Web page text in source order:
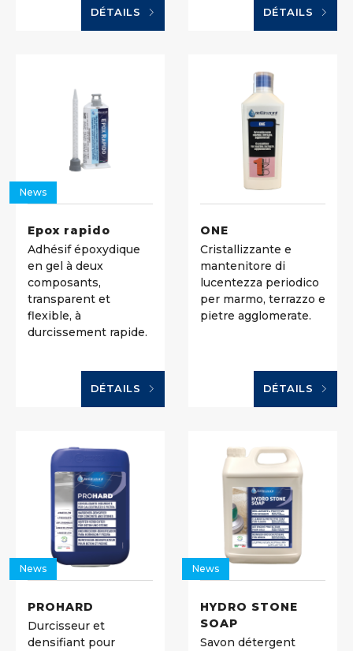
DÉTAILS DÉTAILS
News
Epox rapido
Adhésif époxydique
en gel à deux
composants,
transparent et
flexible, à
durcissement rapide.
DÉTAILS
ONE
Cristallizzante e
mantenitore di
lucentezza periodico
per marmo, terrazzo e
pietre agglomerate.
DÉTAILS
News
PROHARD
Durcisseur et
densifiant pour
News
HYDRO STONE
SOAP
Savon détergent